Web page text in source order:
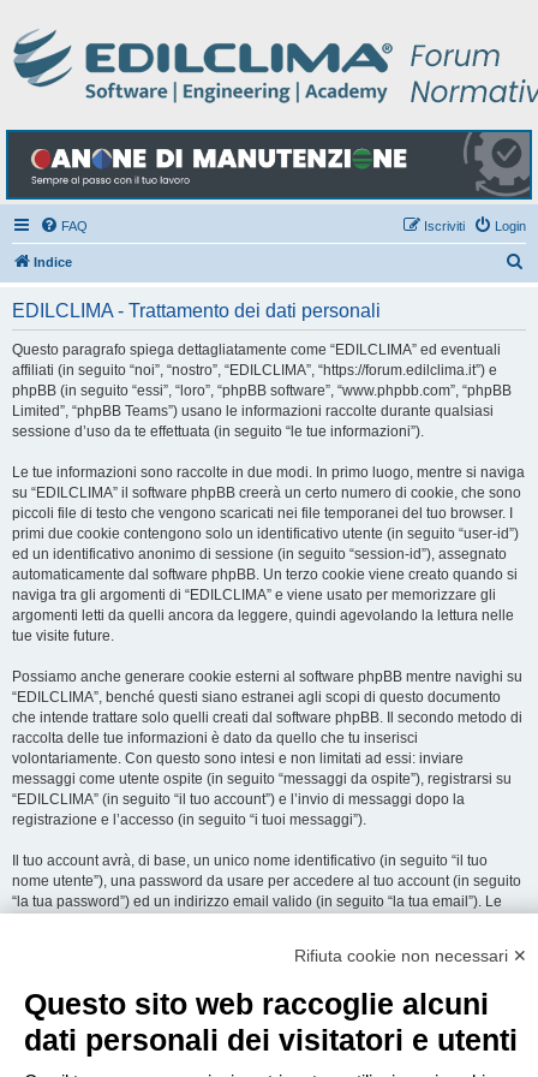
FAQ Login
Iscriviti
Indice
EDILCLIMA - Trattamento dei dati personali
Questo paragrafo spiega dettagliatamente come “EDILCLIMA” ed eventuali
affiliati (in seguito “noi”, “nostro”, “EDILCLIMA”, “https://forum.edilclima.it”) e
phpBB (in seguito “essi”, “loro”, “phpBB software”, “www.phpbb.com”, “phpBB
Limited”, “phpBB Teams”) usano le informazioni raccolte durante qualsiasi
sessione d’uso da te effettuata (in seguito “le tue informazioni”).
Le tue informazioni sono raccolte in due modi. In primo luogo, mentre si naviga
su “EDILCLIMA” il software phpBB creerà un certo numero di cookie, che sono
piccoli file di testo che vengono scaricati nei file temporanei del tuo browser. I
primi due cookie contengono solo un identificativo utente (in seguito “user-id”)
ed un identificativo anonimo di sessione (in seguito “session-id”), assegnato
automaticamente dal software phpBB. Un terzo cookie viene creato quando si
naviga tra gli argomenti di “EDILCLIMA” e viene usato per memorizzare gli
argomenti letti da quelli ancora da leggere, quindi agevolando la lettura nelle
tue visite future.
Possiamo anche generare cookie esterni al software phpBB mentre navighi su
“EDILCLIMA”, benché questi siano estranei agli scopi di questo documento
che intende trattare solo quelli creati dal software phpBB. Il secondo metodo di
raccolta delle tue informazioni è dato da quello che tu inserisci
volontariamente. Con questo sono intesi e non limitati ad essi: inviare
messaggi come utente ospite (in seguito “messaggi da ospite”), registrarsi su
“EDILCLIMA” (in seguito “il tuo account”) e l’invio di messaggi dopo la
registrazione e l’accesso (in seguito “i tuoi messaggi”).
Il tuo account avrà, di base, un unico nome identificativo (in seguito “il tuo
nome utente”), una password da usare per accedere al tuo account (in seguito
“la tua password”) ed un indirizzo email valido (in seguito “la tua email”). Le
alle informazioni di nome utente, password ed indirizzo email richiesti durante
obbligatoria o opzionale, è a totale discrezione di “EDILCLIMA”. In tutti i casi,
hai la possibilità di selezionare quali delle informazioni che hai fornito possano
essere rese pubbliche. All’interno del tuo account, hai facoltà di opt-in o opt-out
Rifiuta cookie non necessari ✕
Questo sito web raccoglie alcuni
dati personali dei visitatori e utenti